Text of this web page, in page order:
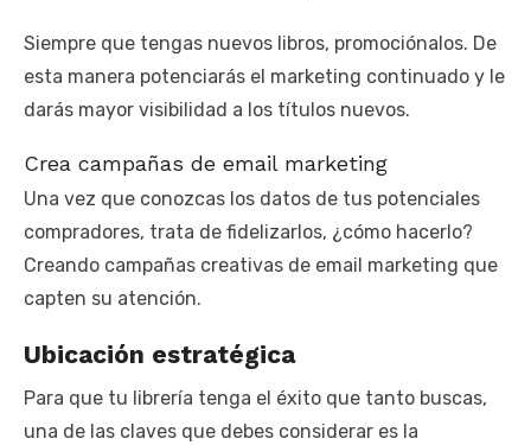
Siempre que tengas nuevos libros, promociónalos. De
esta manera potenciarás el marketing continuado y le
darás mayor visibilidad a los títulos nuevos.
Crea campañas de email marketing
Una vez que conozcas los datos de tus potenciales
compradores, trata de fidelizarlos, ¿cómo hacerlo?
Creando campañas creativas de email marketing que
capten su atención.
Ubicación estratégica
Para que tu librería tenga el éxito que tanto buscas,
una de las claves que debes considerar es la